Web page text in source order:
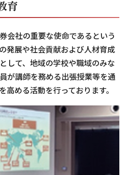
育
会社の重要な使命であるという
発展や社会貢献および人材育成
して、地域の学校や職域のみな
が講師を務める出張授業等を通
高める活動を行っております。